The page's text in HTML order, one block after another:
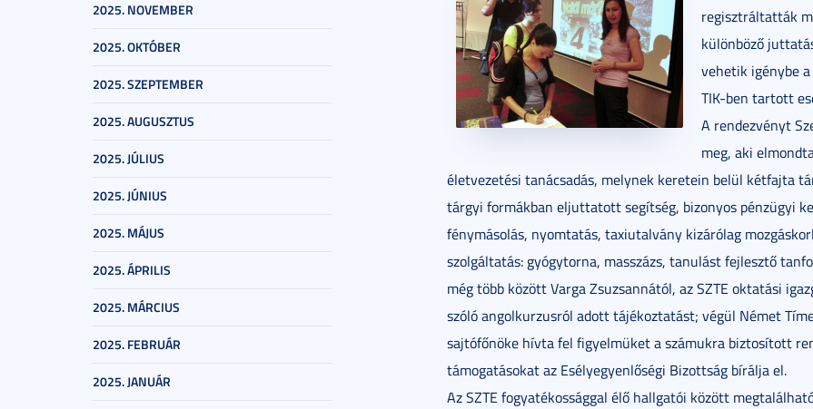
2025. NOVEMBER
2025. OKTÓBER
2025. SZEPTEMBER
2025. AUGUSZTUS
2025. JÚLIUS
2025. JÚNIUS
2025. MÁJUS
2025. ÁPRILIS
2025. MÁRCIUS
2025. FEBRUÁR
2025. JANUÁR
regisztráltatták
különböző
vehetik igénybe
TIK-ben tartott
A rendezvényt
meg, aki
életvezetési tanácsadás, melynek keretein belül kétfajta
tárgyi formákban eljuttatott segítség, bizonyos pénzügyi
fénymásolás, nyomtatás, taxiutalvány kizárólag
szolgáltatás: gyógytorna, masszázs, tanulást fejlesztő
még több között Varga Zsuzsannától, az SZTE oktatási
szóló angolkurzusról adott tájékoztatást; végül Német
sajtófőnöke hívta fel figyelmüket a számukra biztosított
támogatásokat az Esélyegyenlőségi Bizottság bírálja el.
Az SZTE fogyatékossággal élő hallgatói között